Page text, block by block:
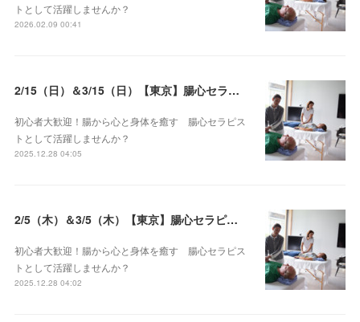
トとして活躍しませんか？
2026.02.09 00:41
2/15（日）＆3/15（日）【東京】腸心セラピスト養成コース《２日間コース》開講決定
初心者大歓迎！腸から心と身体を癒す 腸心セラピス
トとして活躍しませんか？
2025.12.28 04:05
2/5（木）＆3/5（木）【東京】腸心セラピスト養成コース《２日間コース》開講決定
初心者大歓迎！腸から心と身体を癒す 腸心セラピス
トとして活躍しませんか？
2025.12.28 04:02